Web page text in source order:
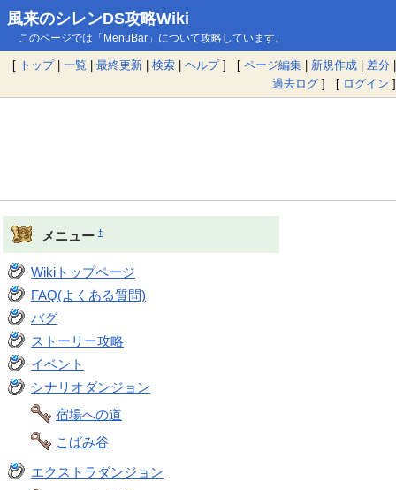
風来のシレンDS攻略Wiki
このページでは「MenuBar」について攻略しています。
[ トップ| 一覧 | 最終更新 | 検索 | ヘルプ] [ ページ編集 | 新規作成 | 差分 |
過去ログ ] [ ログイン ]
メニュー †
Wikiトップページ
FAQ(よくある質問)
バグ
ストーリー攻略
イベント
シナリオダンジョン
宿場への道
こばみ谷
エクストラダンジョン